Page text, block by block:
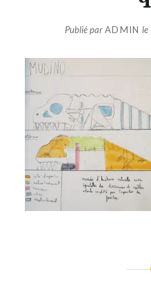
Publié parADMIN le